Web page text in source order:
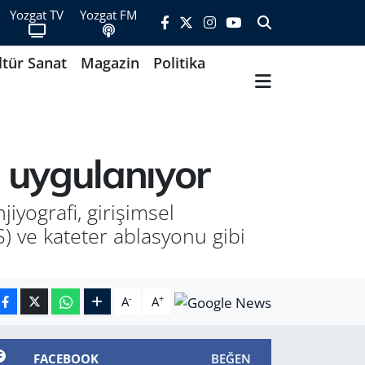
Yozgat TV Yozgat FM
Sanat Magazin
Politika
girişimsel
ve kateter ablasyonu gibi
A- A+
FACEBOOK BEĞEN